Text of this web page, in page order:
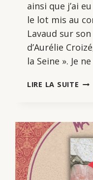
ainsi que j’ai
le lot mis au
Lavaud sur
d’Aurélie
la Seine ». Je
LIRE LA SUITE A
LA